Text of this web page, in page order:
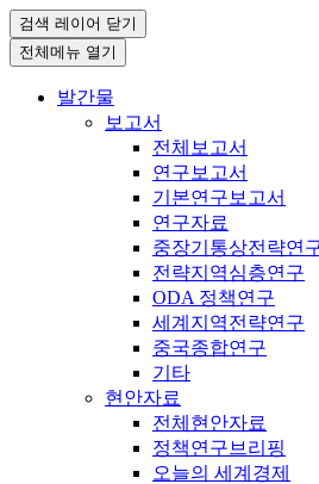
검색 레이어 닫기
전체메뉴 열기
발간물
보고서
전체보고서
연구보고서
기본연구보고서
연구자료
중장기통상전략연
전략지역심층연구
ODA 정책연구
세계지역전략연구
중국종합연구
기타
현안자료
전체현안자료
정책연구브리핑
오늘의 세계경제